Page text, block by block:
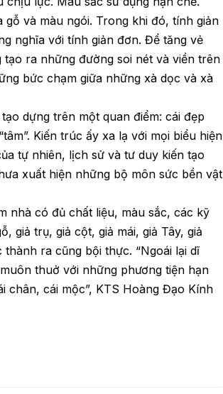
và màu ngói. Trong khi đó, tính giản
nghĩa với tính giản đơn. Để tăng vẻ
ra những đường soi nét và viền trên
bức chạm giữa những xà dọc và xà
dựng trên một quan điểm: cái đẹp
Kiến trúc ấy xa lạ với mọi biểu hiện
tự nhiên, lịch sử và tư duy kiến tạo
xuất hiện những bộ môn sức bền vật
nhà có đủ chất liệu, màu sắc, các kỹ
giả trụ, giả cột, giả mái, giả Tây, giả
ra cũng bội thực. “Ngoái lại dĩ
thuở với những phương tiện hạn
chân, cái mộc”, KTS Hoàng Đạo Kính